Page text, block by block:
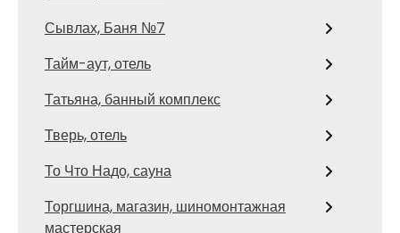
Сывлах, Баня №7
Тайм-аут, отель
Татьяна, банный комплекс
Тверь, отель
То Что Надо, сауна
Торгшина, магазин, шиномонтажная
мастерская